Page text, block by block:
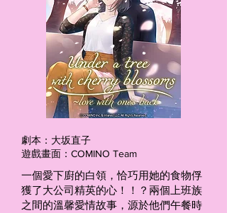
劇本：大坂直子
遊戲畫面：COMINO Team
一個愛下廚的白領，恰巧用她的食物俘
獲了大公司精英的心！！？兩個上班族
之間的溫馨愛情故事，源於他們午餐時